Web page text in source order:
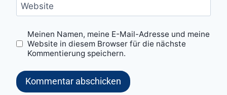
Website
Meinen Namen, meine E-Mail-Adresse und meine
Website in diesem Browser für die nächste
Kommentierung speichern.